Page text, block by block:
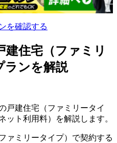
を確認する
住宅（ファミリ
ランを解説
戸建住宅（ファミリータイ
ット利用料）を解説します。
ァミリータイプ）で契約する